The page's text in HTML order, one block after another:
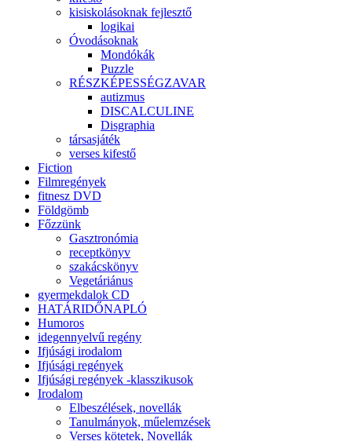
kisiskolásoknak fejlesztő
logikai
Óvodásoknak
Mondókák
Puzzle
RÉSZKÉPESSÉGZAVAR
autizmus
DISCALCULINE
Disgraphia
társasjáték
verses kifestő
Fiction
Filmregények
fitnesz DVD
Földgömb
Főzzünk
Gasztronómia
receptkönyv
szakácskönyv
Vegetáriánus
gyermekdalok CD
HATÁRIDŐNAPLÓ
Humoros
idegennyelvű regény
Ifjúsági irodalom
Ifjúsági regények
Ifjúsági regények -klasszikusok
Irodalom
Elbeszélések, novellák
Tanulmányok, műelemzések
Verses kötetek, Novellák